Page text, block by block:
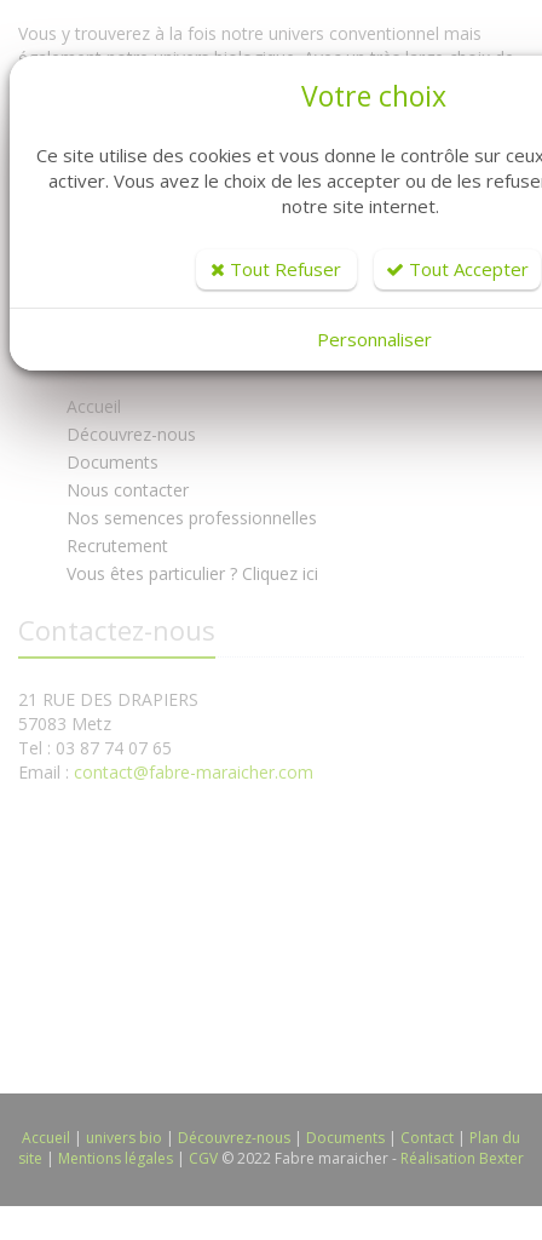
Vous y trouverez à la fois notre univers conventionnel mais
également notre univers biologique. Avec un très large choix de
semences professionnelles : des graines conventionnelles mais
FABRE GRAINES - MARAICHER
Accueil
Découvrez-nous
Documents
Nous contacter
Nos semences professionnelles
Recrutement
Vous êtes particulier ? Cliquez ici
Contactez-nous
21 RUE DES DRAPIERS
57083 Metz
Tel : 03 87 74 07 65
Email : contact@fabre-maraicher.com
Accueil | univers bio | Découvrez-nous | Documents | Contact | Plan du
site | Mentions légales | CGV © 2022 Fabre maraicher - Réalisation Bexter
Votre choix
Ce site utilise des cookies et vous donne le contrôle sur
activer. Vous avez le choix de les accepter ou de les
notre site internet.
Tout Refuser Tout Accepter
Personnaliser